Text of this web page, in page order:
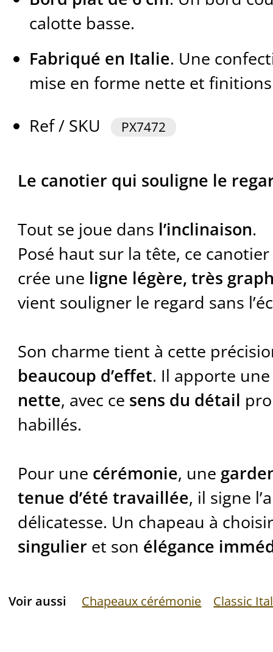
calotte basse.
Fabriqué en Italie. Une
mise en forme nette et
Ref / SKU
PX7472
Le canotier qui souligne le
Tout se joue dans l’inclinaison.
Posé haut sur la tête, ce
crée une ligne légère, très
vient souligner le regard sans
Son charme tient à cette
beaucoup d’effet. Il apporte
nette, avec ce sens du détail
habillés.
Pour une cérémonie, une
tenue d’été travaillée, il signe
délicatesse. Un chapeau à
singulieret son élégance
Voir aussi Chapeaux cérémonie Classic